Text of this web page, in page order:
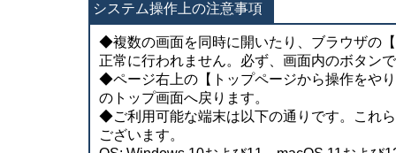
システム操作上の注意事項
◆複数の画面を同時に開いたり、ブラウザの
正常に行われません。必ず、画面内のボタン
◆ページ右上の【トップページから操作をや
のトップ画面へ戻ります。
◆ご利用可能な端末は以下の通りです。これ
ございます。